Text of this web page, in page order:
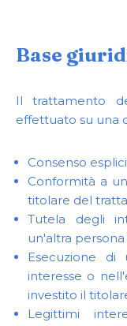
Base
Il trattamento
effettuato su una
Consenso
Conformità a
titolare del
Tutela degli
un'altra persona
Esecuzione
interesse o
investito il
Legittimi